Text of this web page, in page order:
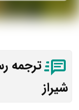
ترجمه
شیراز